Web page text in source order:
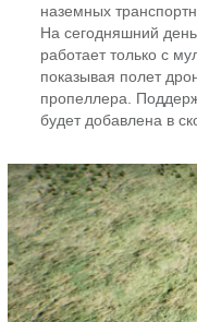
наземных
На сегодняшний
работает только с
показывая полет
пропеллера.
будет добавлена в